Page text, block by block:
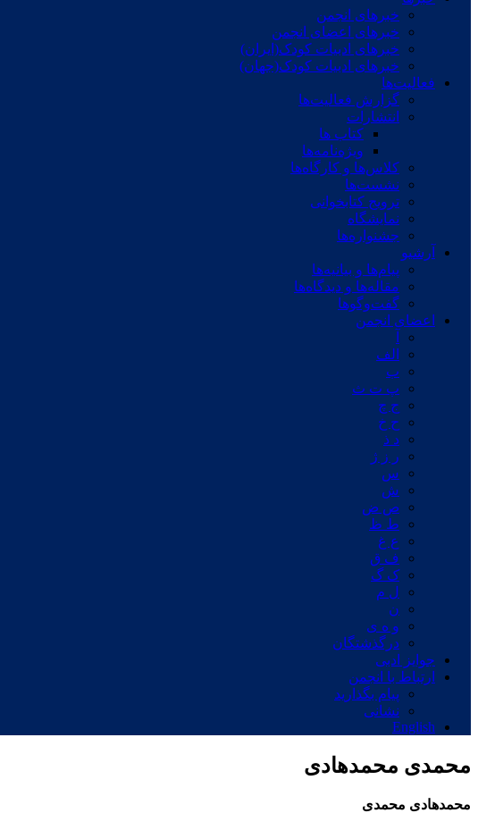
خبرهای انجمن
خبرهای اعضای انجمن
خبرهای ادبیات کودک(ایران)
خبرهای ادبیات کودک(جهان)
فعالیت‌ها
گزارش فعالیت‌ها
انتشارات
کتاب ها
ویژه‌نامه‌ها
کلاس‌ها و کارگاه‌ها
نشست‌ها
ترویج کتابخوانی
نمایشگاه
جشنواره‌ها
آرشیو
پیام‌ها و بیانیه‌ها
مقاله‌ها و دیدگاه‌ها
گفت‌وگوها
اعضای انجمن
الف
ب
پ ت ث
ج چ
ح خ
د ذ
ر ز ژ
س
ش
ص ض
ط ظ
ع غ
ف ق
ک گ
ل م
ن
و ه ی
درگذشتگان
جوایز ادبی
ارتباط با انجمن
پیام بگذارید
نشانی
English
محمدی محمدهادی
محمدهادى محمدى